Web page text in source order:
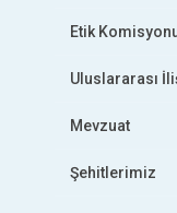
Etik
Uluslararası
Mevzuat
Şehitlerimiz